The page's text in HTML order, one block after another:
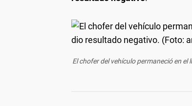
El chofer del vehículo permaneció en